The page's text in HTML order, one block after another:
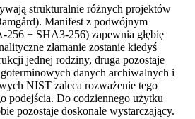
strukturalnie różnych projektów
Manifest z podwójnym
256 + SHA3-256) zapewnia głębię
złamanie zostanie kiedyś
jednej rodziny, druga pozostaje
danych archiwalnych i
NIST zaleca rozważenie tego
podejścia. Do codziennego użytku
pozostaje doskonale wystarczający.